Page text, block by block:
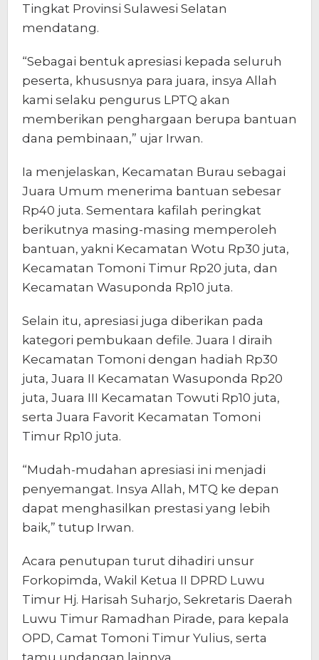
Tingkat Provinsi Sulawesi Selatan
mendatang.
“Sebagai bentuk apresiasi kepada seluruh
peserta, khususnya para juara, insya Allah
kami selaku pengurus LPTQ akan
memberikan penghargaan berupa bantuan
dana pembinaan,” ujar Irwan.
Ia menjelaskan, Kecamatan Burau sebagai
Juara Umum menerima bantuan sebesar
Rp40 juta. Sementara kafilah peringkat
berikutnya masing-masing memperoleh
bantuan, yakni Kecamatan Wotu Rp30 juta,
Kecamatan Tomoni Timur Rp20 juta, dan
Kecamatan Wasuponda Rp10 juta.
Selain itu, apresiasi juga diberikan pada
kategori pembukaan defile. Juara I diraih
Kecamatan Tomoni dengan hadiah Rp30
juta, Juara II Kecamatan Wasuponda Rp20
juta, Juara III Kecamatan Towuti Rp10 juta,
serta Juara Favorit Kecamatan Tomoni
Timur Rp10 juta.
“Mudah-mudahan apresiasi ini menjadi
penyemangat. Insya Allah, MTQ ke depan
dapat menghasilkan prestasi yang lebih
baik,” tutup Irwan.
Acara penutupan turut dihadiri unsur
Forkopimda, Wakil Ketua II DPRD Luwu
Timur Hj. Harisah Suharjo, Sekretaris Daerah
Luwu Timur Ramadhan Pirade, para kepala
OPD, Camat Tomoni Timur Yulius, serta